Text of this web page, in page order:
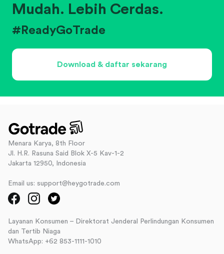
Mudah. Lebih Cerdas.
#ReadyGoTrade
Download & daftar sekarang
Menara Karya, 8th Floor
Jl. H.R. Rasuna Said Blok X-5 Kav-1-2
Jakarta 12950, Indonesia
Email us: support@heygotrade.com
Layanan Konsumen – Direktorat Jenderal Perlindungan Konsumen
dan Tertib Niaga
WhatsApp: +62 853-1111-1010